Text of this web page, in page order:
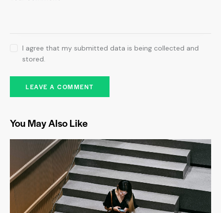
I agree that my submitted data is being collected and
stored.
You May Also Like